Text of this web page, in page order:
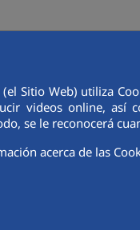
(el Sitio Web) utiliza
videos online, así
se le reconocerá
acerca de las
Corporativa